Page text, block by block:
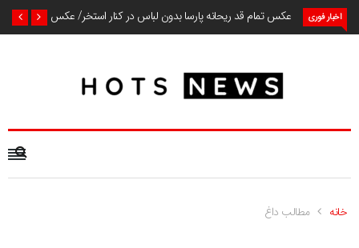
اخبار فوری عکس تمام قد ریحانه پارسا بدون لباس در کنار استخر/ عکس
خانه مطالب داغ